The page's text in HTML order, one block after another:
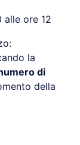
alle ore 12
la
di
della